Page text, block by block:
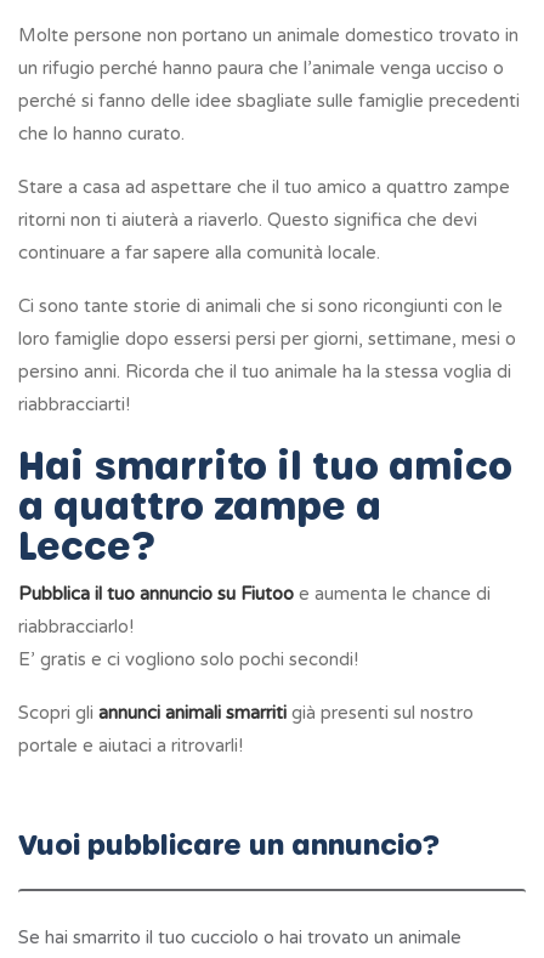
Molte persone non portano un animale domestico trovato in
un rifugio perché hanno paura che l’animale venga ucciso o
perché si fanno delle idee sbagliate sulle famiglie precedenti
che lo hanno curato.
Stare a casa ad aspettare che il tuo amico a quattro zampe
ritorni non ti aiuterà a riaverlo. Questo significa che devi
continuare a far sapere alla comunità locale.
Ci sono tante storie di animali che si sono ricongiunti con le
loro famiglie dopo essersi persi per giorni, settimane, mesi o
persino anni. Ricorda che il tuo animale ha la stessa voglia di
riabbracciarti!
Hai smarrito il tuo amico
a quattro zampe a
Lecce?
Pubblica il tuo annuncio su Fiutoo e aumenta le chance di
riabbracciarlo!
E’ gratis e ci vogliono solo pochi secondi!
Scopri gli annunci animali smarriti già presenti sul nostro
portale e aiutaci a ritrovarli!
Vuoi pubblicare un annuncio?
Se hai smarrito il tuo cucciolo o hai trovato un animale